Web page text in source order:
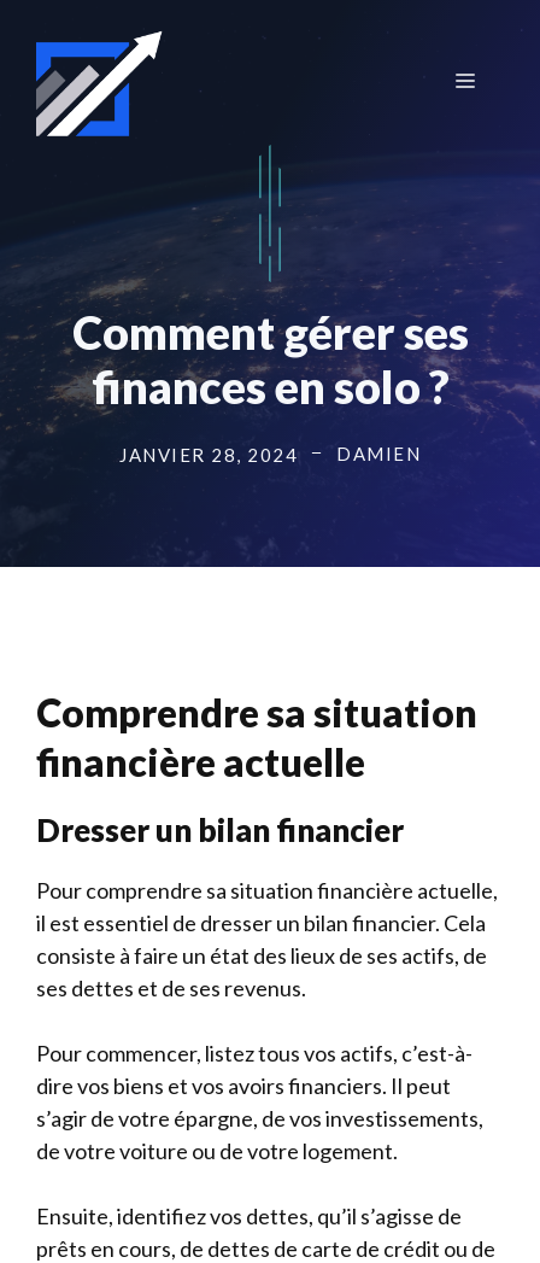
contenu
Menu
Comment gérer ses
finances en solo ?
JANVIER 28, 2024 DAMIEN
Comprendre sa situation
financière actuelle
Dresser un bilan financier
Pour comprendre sa situation financière actuelle,
il est essentiel de dresser un bilan financier. Cela
consiste à faire un état des lieux de ses actifs, de
ses dettes et de ses revenus.
Pour commencer, listez tous vos actifs, c’est-à-
dire vos biens et vos avoirs financiers. Il peut
s’agir de votre épargne, de vos investissements,
de votre voiture ou de votre logement.
Ensuite, identifiez vos dettes, qu’il s’agisse de
prêts en cours, de dettes de carte de crédit ou de